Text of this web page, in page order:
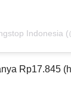
Indonesia
Rp17.845